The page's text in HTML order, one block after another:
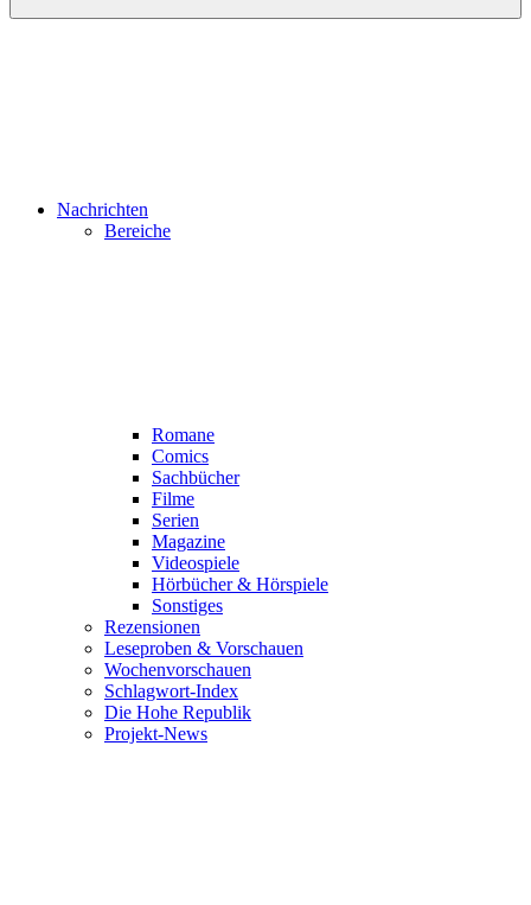
Nachrichten
Bereiche
Romane
Comics
Sachbücher
Filme
Serien
Magazine
Videospiele
Hörbücher & Hörspiele
Sonstiges
Rezensionen
Leseproben & Vorschauen
Wochenvorschauen
Schlagwort-Index
Die Hohe Republik
Projekt-News